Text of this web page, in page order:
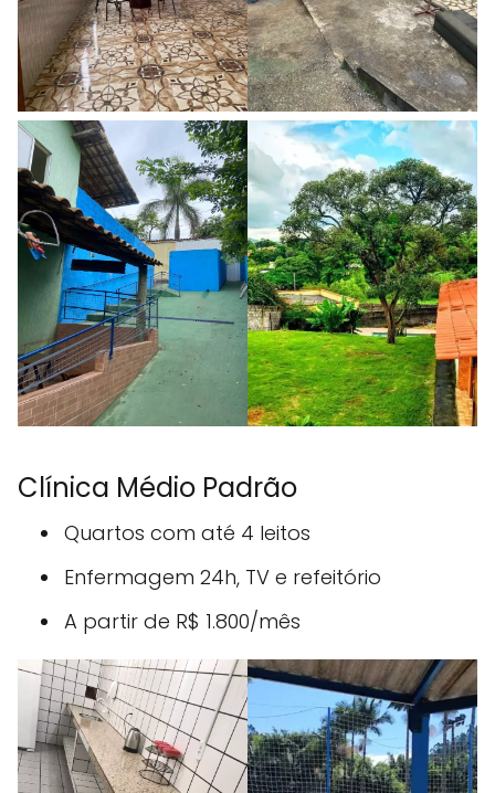
Clínica Médio Padrão
Quartos com até 4 leitos
Enfermagem 24h, TV e refeitório
A partir de R$ 1.800/mês